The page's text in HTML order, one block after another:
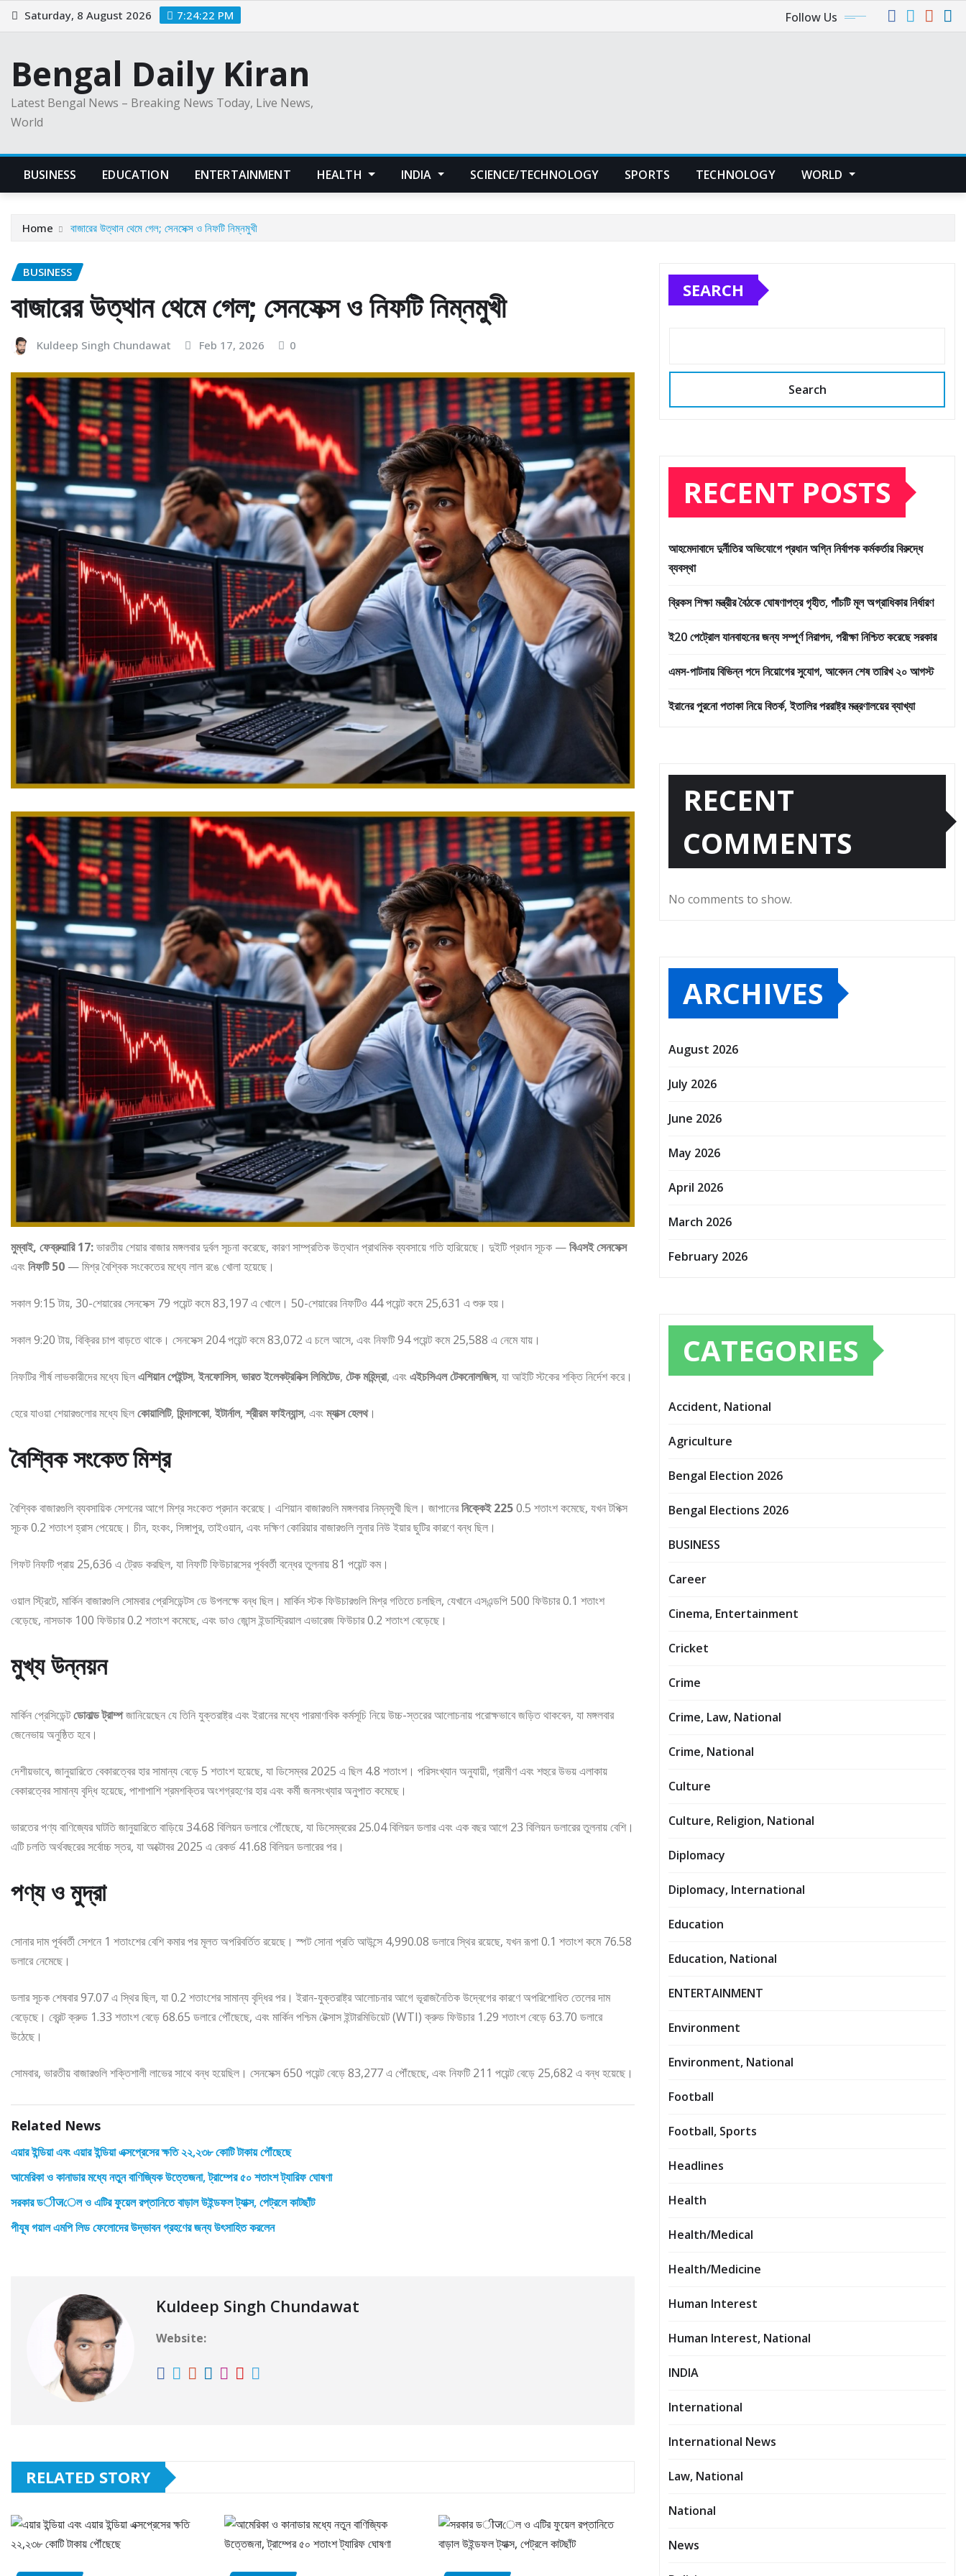
Skip
to
Saturday, 8 August 2026 7:24:23 PM Follow Us
Bengal Daily Kiran
Latest Bengal News – Breaking News Today, Live News,
World
BUSINESS EDUCATION ENTERTAINMENT HEALTH INDIA SCIENCE/TECHNOLOGY SPORTS TECHNOLOGY WORLD
Home বাজারের উত্থান থেমে গেল; সেনসেক্স ও নিফটি নিম্নমুখী
BUSINESS
বাজারের উত্থান থেমে গেল; সেনসেক্স ও নিফটি নিম্নমুখী
Kuldeep Singh Chundawat Feb 17, 2026 0
মুম্বাই, ফেব্রুয়ারি 17:ভারতীয় শেয়ার বাজার মঙ্গলবার দুর্বল সূচনা করেছে, কারণ সাম্প্রতিক উত্থান প্রাথমিক ব্যবসায়ে গতি হারিয়েছে। দুইটি প্রধান সূচক —বিএসই সেনসেক্স
এবংনিফটি 50 — মিশ্র বৈশ্বিক সংকেতের মধ্যে লাল রঙে খোলা হয়েছে।
সকাল 9:15 টায়, 30-শেয়ারের সেনসেক্স 79 পয়েন্ট কমে 83,197 এ খোলে। 50-শেয়ারের নিফটিও 44 পয়েন্ট কমে 25,631 এ শুরু হয়।
সকাল 9:20 টায়, বিক্রির চাপ বাড়তে থাকে। সেনসেক্স 204 পয়েন্ট কমে 83,072 এ চলে আসে, এবং নিফটি 94 পয়েন্ট কমে 25,588 এ নেমে যায়।
নিফটির শীর্ষ লাভকারীদের মধ্যে ছিলএশিয়ান পেইন্টস, ইনফোসিস, ভারত ইলেকট্রনিক্স লিমিটেড, টেক মহিন্দ্রা, এবংএইচসিএল টেকনোলজিস, যা আইটি স্টকের শক্তি নির্দেশ করে।
হেরে যাওয়া শেয়ারগুলোর মধ্যে ছিলকোয়ালিটি, হিন্দালকো, ইটার্নাল,শ্রীরম ফাইন্যান্স, এবংম্যাক্স হেলথ।
বৈশ্বিক সংকেত মিশ্র
বৈশ্বিক বাজারগুলি ব্যবসায়িক সেশনের আগে মিশ্র সংকেত প্রদান করেছে। এশিয়ান বাজারগুলি মঙ্গলবার নিম্নমুখী ছিল। জাপানেরনিক্কেই 2250.5 শতাংশ কমেছে, যখন টপিক্স
সূচক 0.2 শতাংশ হ্রাস পেয়েছে। চীন, হংকং, সিঙ্গাপুর, তাইওয়ান, এবং দক্ষিণ কোরিয়ার বাজারগুলি লুনার নিউ ইয়ার ছুটির কারণে বন্ধ ছিল।
গিফট নিফটি প্রায় 25,636 এ ট্রেড করছিল, যা নিফটি ফিউচারসের পূর্ববর্তী বন্ধের তুলনায় 81 পয়েন্ট কম।
ওয়াল স্ট্রিটে, মার্কিন বাজারগুলি সোমবার প্রেসিডেন্টস ডে উপলক্ষে বন্ধ ছিল। মার্কিন স্টক ফিউচারগুলি মিশ্র গতিতে চলছিল, যেখানে এসএন্ডপি 500 ফিউচার 0.1 শতাংশ
বেড়েছে, নাসডাক 100 ফিউচার 0.2 শতাংশ কমেছে, এবং ডাও জোন্স ইন্ডাস্ট্রিয়াল এভারেজ ফিউচার 0.2 শতাংশ বেড়েছে।
মুখ্য উন্নয়ন
মার্কিন প্রেসিডেন্টডোনাল্ড ট্রাম্পজানিয়েছেন যে তিনি যুক্তরাষ্ট্র এবং ইরানের মধ্যে পারমাণবিক কর্মসূচি নিয়ে উচ্চ-স্তরের আলোচনায় পরোক্ষভাবে জড়িত থাকবেন, যা মঙ্গলবার
জেনেভায় অনুষ্ঠিত হবে।
দেশীয়ভাবে, জানুয়ারিতে বেকারত্বের হার সামান্য বেড়ে 5 শতাংশ হয়েছে, যা ডিসেম্বর 2025 এ ছিল 4.8 শতাংশ। পরিসংখ্যান অনুযায়ী, গ্রামীণ এবং শহুরে উভয় এলাকায়
বেকারত্বের সামান্য বৃদ্ধি হয়েছে, পাশাপাশি শ্রমশক্তির অংশগ্রহণের হার এবং কর্মী জনসংখ্যার অনুপাত কমেছে।
ভারতের পণ্য বাণিজ্যের ঘাটতি জানুয়ারিতে বাড়িয়ে 34.68 বিলিয়ন ডলারে পৌঁছেছে, যা ডিসেম্বরের 25.04 বিলিয়ন ডলার এবং এক বছর আগে 23 বিলিয়ন ডলারের তুলনায় বেশি।
এটি চলতি অর্থবছরের সর্বোচ্চ স্তর, যা অক্টোবর 2025 এ রেকর্ড 41.68 বিলিয়ন ডলারের পর।
পণ্য ও মুদ্রা
সোনার দাম পূর্ববর্তী সেশনে 1 শতাংশের বেশি কমার পর মূলত অপরিবর্তিত রয়েছে। স্পট সোনা প্রতি আউন্সে 4,990.08 ডলারে স্থির রয়েছে, যখন রূপা 0.1 শতাংশ কমে 76.58
ডলারে নেমেছে।
ডলার সূচক শেষবার 97.07 এ স্থির ছিল, যা 0.2 শতাংশের সামান্য বৃদ্ধির পর। ইরান-যুক্তরাষ্ট্র আলোচনার আগে ভূরাজনৈতিক উদ্বেগের কারণে অপরিশোধিত তেলের দাম
বেড়েছে। ব্রেন্ট ক্রুড 1.33 শতাংশ বেড়ে 68.65 ডলারে পৌঁছেছে, এবং মার্কিন পশ্চিম টেক্সাস ইন্টারমিডিয়েট (WTI) ক্রুড ফিউচার 1.29 শতাংশ বেড়ে 63.70 ডলারে
উঠেছে।
সোমবার, ভারতীয় বাজারগুলি শক্তিশালী লাভের সাথে বন্ধ হয়েছিল। সেনসেক্স 650 পয়েন্ট বেড়ে 83,277 এ পৌঁছেছে, এবং নিফটি 211 পয়েন্ট বেড়ে 25,682 এ বন্ধ হয়েছে।
Related News
এয়ার ইন্ডিয়া এবং এয়ার ইন্ডিয়া এক্সপ্রেসের ক্ষতি ২২,২৩৮ কোটি টাকায় পৌঁছেছে
আমেরিকা ও কানাডার মধ্যে নতুন বাণিজ্যিক উত্তেজনা, ট্রাম্পের ৫০ শতাংশ ট্যারিফ ঘোষণা
সরকার ডीजেল ও এটির ফুয়েল রপ্তানিতে বাড়াল উইন্ডফল ট্যাক্স, পেট্রলে কাটছাঁট
পীযূষ গয়াল এমপি লিড ফেলোদের উদ্ভাবন গ্রহণের জন্য উৎসাহিত করলেন
Kuldeep Singh Chundawat
Website:
RELATED STORY
SEARCH
Search
RECENT POSTS
আহমেদাবাদে দুর্নীতির অভিযোগে প্রধান অগ্নি নির্বাপক কর্মকর্তার বিরুদ্ধে
ব্যবস্থা
ব্রিকস শিক্ষা মন্ত্রীর বৈঠকে ঘোষণাপত্র গৃহীত, পাঁচটি মূল অগ্রাধিকার নির্ধারণ
ই20 পেট্রোল যানবাহনের জন্য সম্পূর্ণ নিরাপদ, পরীক্ষা নিশ্চিত করেছে সরকার
এমস-পাটনায় বিভিন্ন পদে নিয়োগের সুযোগ, আবেদন শেষ তারিখ ২০ আগস্ট
ইরানের পুরনো পতাকা নিয়ে বিতর্ক, ইতালির পররাষ্ট্র মন্ত্রণালয়ের ব্যাখ্যা
RECENT
COMMENTS
No comments to show.
ARCHIVES
August 2026
July 2026
June 2026
May 2026
April 2026
March 2026
February 2026
CATEGORIES
Accident, National
Agriculture
Bengal Election 2026
Bengal Elections 2026
BUSINESS
Career
Cinema, Entertainment
Cricket
Crime
Crime, Law, National
Crime, National
Culture
Culture, Religion, National
Diplomacy
Diplomacy, International
Education
Education, National
ENTERTAINMENT
Environment
Environment, National
Football
Football, Sports
Headlines
Health
Health/Medical
Health/Medicine
Human Interest
Human Interest, National
INDIA
International
International News
Law, National
National
News